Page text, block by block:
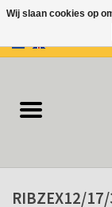
Ringbanden/Mappen
Flip-overs
RIBZEX12/
Wij slaan cookies op